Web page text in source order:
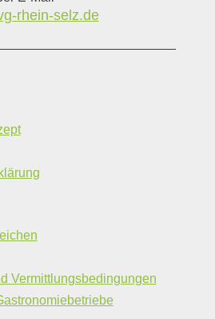
rhein-selz.de
Vermittlungsbedingungen